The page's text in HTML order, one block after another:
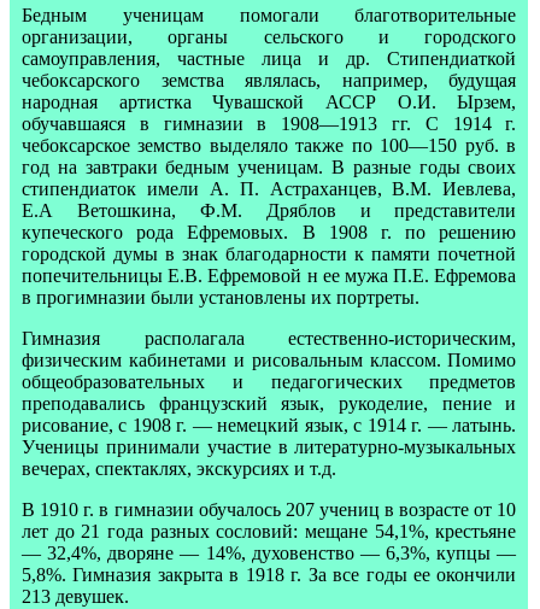
Бедным ученицам помогали благотворительные
организации, органы сельского и городского
самоуправления, частные лица и др. Стипендиаткой
чебоксарского земства являлась, например, будущая
народная артистка Чувашской АССР О.И. Ырзем,
обучавшаяся в гимназии в 1908—1913 гг. С 1914 г.
чебоксарское земство выделяло также по 100—150 руб. в
год на завтраки бедным ученицам. В разные годы своих
стипендиаток имели А. П. Астраханцев, В.М. Иевлева,
Е.А Ветошкина, Ф.М. Дряблов и представители
купеческого рода Ефремовых. В 1908 г. по решению
городской думы в знак благодарности к памяти почетной
попечительницы Е.В. Ефремовой н ее мужа П.Е. Ефремова
в прогимназии были установлены их портреты.
Гимназия располагала естественно-историческим,
физическим кабинетами и рисовальным классом. Помимо
общеобразовательных и педагогических предметов
преподавались французский язык, рукоделие, пение и
рисование, с 1908 г. — немецкий язык, с 1914 г. — латынь.
Ученицы принимали участие в литературно-музыкальных
вечерах, спектаклях, экскурсиях и т.д.
В 1910 г. в гимназии обучалось 207 учениц в возрасте от 10
лет до 21 года разных сословий: мещане 54,1%, крестьяне
— 32,4%, дворяне — 14%, духовенство — 6,3%, купцы —
5,8%. Гимназия закрыта в 1918 г. За все годы ее окончили
213 девушек.